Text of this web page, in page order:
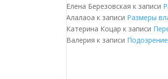
Елена Березовская к записи
Алалаоа к записи Размеры
Катерина Коцар к записи
Валерия к записи